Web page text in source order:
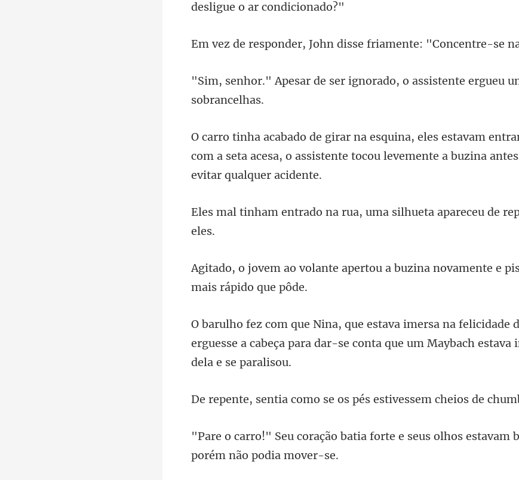
hn disse friamente: "Co
ignorado, o assistente ergu
com a seta acesa, o assistente tocou levem
rua, uma silhueta apareceu
tou a buzina novamente e
e
erguesse a cabeça para dar-se conta q
mo se os pés estivess
forte e seus olhos estavam